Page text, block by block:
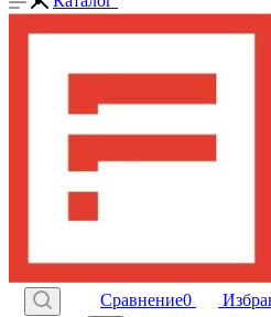
Сравнение0